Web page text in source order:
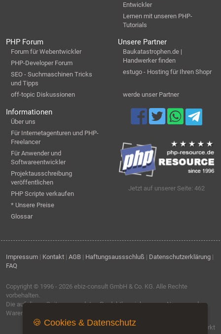
Entwickler
Lernen mit unseren PHP-
Tutorials
PHP Forum
Forum für Webentwickler
PHP-Developer Forum
SEO - Suchmaschinen Tricks
und Tipps
off-topic Diskussionen
Unsere Partner
Baukatastrophen.de |
Handwerker finden
estugo - Hosting für Ihren Shopr
werde unser Partner
Informationen
Über uns
Für Internetagenturen und PHP-
Freelancer
Für Anwender und
Softwareentwickler
Projektausschreibung
veröffentlichen
PHP Scripte verkaufen
* Unsere Preise
Glossar
Jetzt auf unserer Seite: 462
Impressum | Kontakt | AGB | Haftungsaussschluß | Datenschutzerklärung |
FAQ
Copyright © 1996 - 2026 ebiz-consult GmbH & Co. KG. Alle Rechte
vorbehalten.
Die auf dieser Seite verwendeten Produktbezeichnungen, Namen und
Warenzeichen sind Eigentum der jeweiligen Firmen.
Software by IQ-Markt
🍪 Cookies & Datenschutz